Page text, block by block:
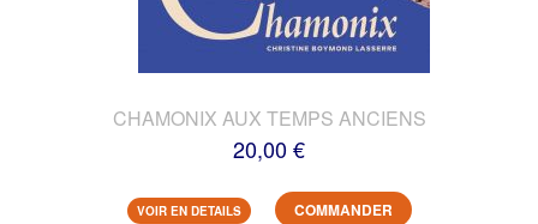
CHAMONIX AUX TEMPS ANCIENS
20,00 €
VOIR EN DETAILS COMMANDER